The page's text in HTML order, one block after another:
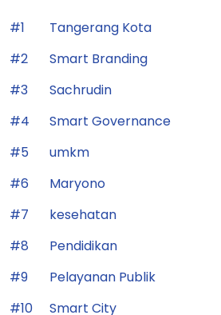
#1
Tangerang Kota
#2
Smart Branding
#3
Sachrudin
#4
Smart Governance
#5
umkm
#6
Maryono
#7
kesehatan
#8
Pendidikan
#9
Pelayanan Publik
#10
Smart City